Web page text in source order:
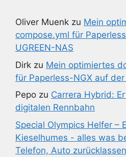
Oliver Muenk zu Mein
compose.yml für
UGREEN-NAS
Dirk zu Mein optimiertes
für Paperless-NGX auf der
Pepo zu Carrera Hybrid:
digitalen Rennbahn
Special Olympics Helfer –
Kieselhumes - alles was
Telefon, Auto